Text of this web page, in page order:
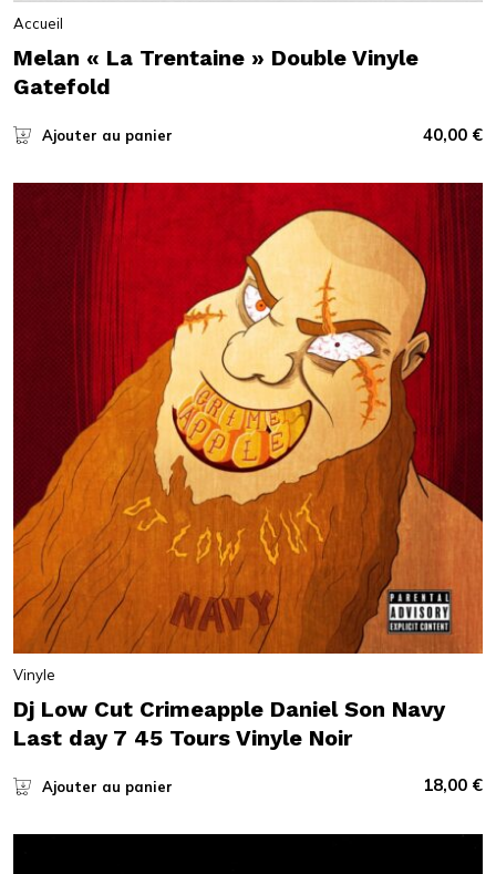
Accueil
Melan « La Trentaine » Double Vinyle
Gatefold
Ajouter au panier 40,00 €
Vinyle
Dj Low Cut Crimeapple Daniel Son Navy
Last day 7 45 Tours Vinyle Noir
Ajouter au panier 18,00 €